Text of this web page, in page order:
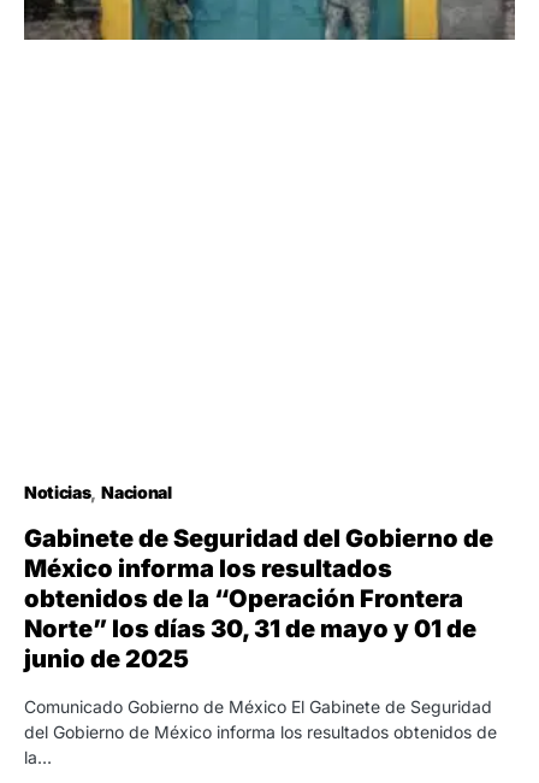
Noticias Nacional
Gabinete de Seguridad del Gobierno de
México informa los resultados
obtenidos de la “Operación Frontera
Norte” los días 30, 31 de mayo y 01 de
junio de 2025
Comunicado Gobierno de México El Gabinete de Seguridad
del Gobierno de México informa los resultados obtenidos de
la…